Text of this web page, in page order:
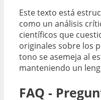
Este texto está
como un análisis
científicos que
originales sobre los
tono se asemeja al
manteniendo un
FAQ -